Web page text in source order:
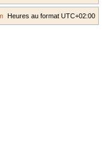
Heures au format UTC+02:00